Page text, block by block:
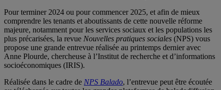
Pour terminer 2024 ou pour commencer 2025, et afin de mieux
comprendre les tenants et aboutissants de cette nouvelle réforme
majeure, notamment pour les services sociaux et les populations les
plus précarisées, la revue Nouvelles pratiques sociales (NPS) vous
propose une grande entrevue réalisée au printemps dernier avec
Anne Plourde, chercheuse à l’Institut de recherche et d’informations
socioéconomiques (IRIS).
Réalisée dans le cadre de NPS Balado, l’entrevue peut être écoutée